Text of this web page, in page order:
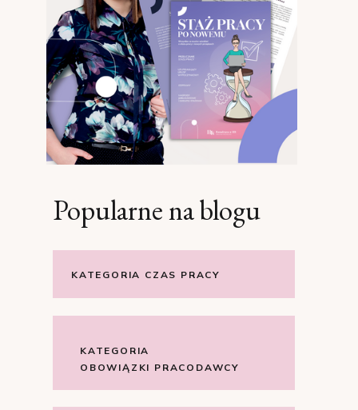
KATEGORIA CZAS PRACY
KATEGORIA
OBOWIĄZKI PRACODAWCY
Popularne na blogu